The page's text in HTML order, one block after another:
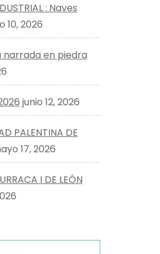
: Naves
10, 2026
narrada en piedra
junio 12, 2026
PALENTINA DE
17, 2026
I DE LEÓN